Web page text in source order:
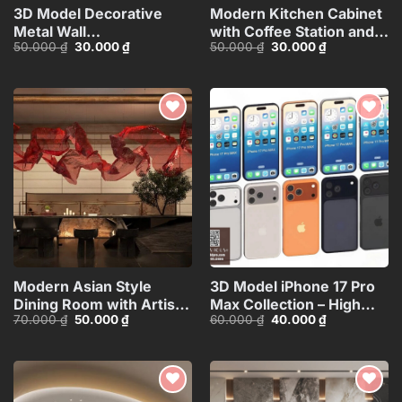
3D Model Decorative
Metal Wall
Panels_106389229
50.000₫ Giá
30.000₫Giá
hiện
30.000 ₫.
Modern Kitchen Cabinet
with Coffee Station and
Appliances – 3D
50.000₫ Giá
30.000₫Giá
hiện
30.000 ₫.
Add to
wishlist
Modern Asian Style
Dining Room with Artistic
Ceiling
70.000₫ Giá
50.000₫Giá
hiện
50.000 ₫.
Add to
wishlist
3D Model iPhone 17 Pro
Max Collection – High
Quality Smartphone
60.000₫ Giá
40.000₫Giá
hiện
40.000 ₫.